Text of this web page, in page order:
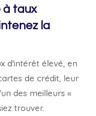
à taux
la
d'intérêt élevé, en
de crédit, leur
des meilleurs «
trouver.